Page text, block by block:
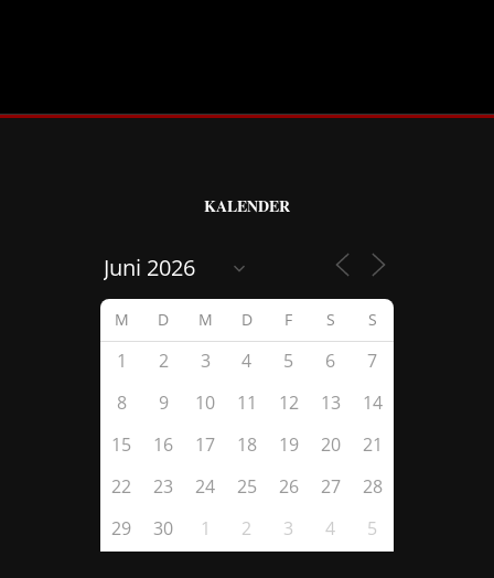
KALENDER
M D M D F S S
1 2 3 4 5 6
7
8
9 10 11 12 13
14
15
16 17 18 19 20
21
22
23 24 25 26 27
28
29
30 1 2 3 4 5